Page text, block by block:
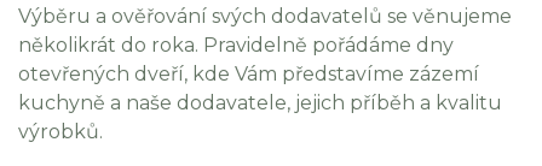
Výběru a ověřování svých dodavatelů se věnujeme
několikrát do roka. Pravidelně pořádáme dny
otevřených dveří, kde Vám představíme zázemí
kuchyně a naše dodavatele, jejich příběh a kvalitu
výrobků.